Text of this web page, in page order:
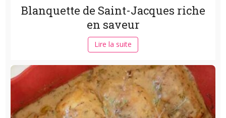
Blanquette de Saint-Jacques riche
en saveur
Lire la suite